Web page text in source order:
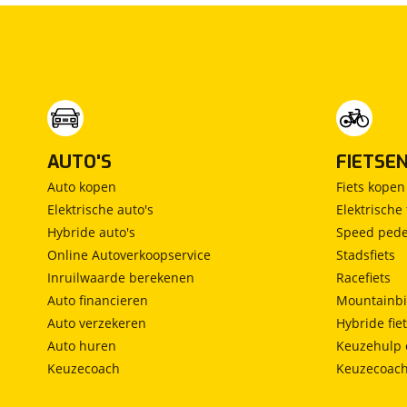
Treinzit (0)
AUTO'S
Auto kopen
Elektrische auto's
Hybride auto's
Online Autoverkoopservice
Inruilwaarde berekenen
Auto financieren
Auto verzekeren
Auto huren
Keuzecoach
FIETSEN
Fiets kopen
Elektrische
Speed
Stadsfiets
Racefiets
Hybride
Keuzehulp
Keuzecoach